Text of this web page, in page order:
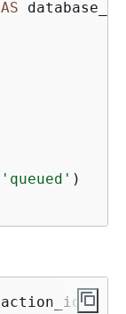
AS
'queued'
|